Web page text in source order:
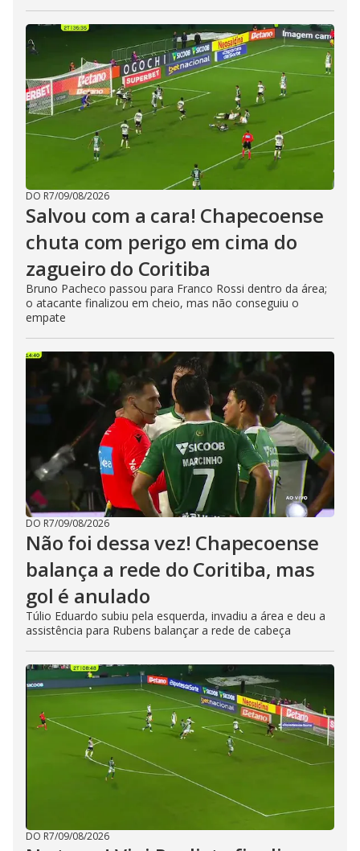
DO R7/09/08/2026
Salvou com a cara! Chapecoense
chuta com perigo em cima do
zagueiro do Coritiba
Bruno Pacheco passou para Franco Rossi dentro da área;
o atacante finalizou em cheio, mas não conseguiu o
empate
DO R7/09/08/2026
Não foi dessa vez! Chapecoense
balança a rede do Coritiba, mas
gol é anulado
Túlio Eduardo subiu pela esquerda, invadiu a área e deu a
assistência para Rubens balançar a rede de cabeça
DO R7/09/08/2026